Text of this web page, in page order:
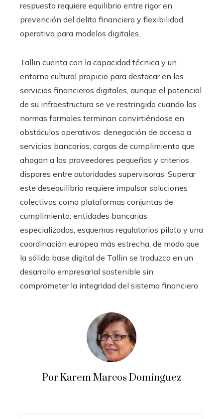
respuesta requiere equilibrio entre rigor en
prevención del delito financiero y flexibilidad
operativa para modelos digitales.
Tallin cuenta con la capacidad técnica y un
entorno cultural propicio para destacar en los
servicios financieros digitales, aunque el potencial
de su infraestructura se ve restringido cuando las
normas formales terminan convirtiéndose en
obstáculos operativos: denegación de acceso a
servicios bancarios, cargas de cumplimiento que
ahogan a los proveedores pequeños y criterios
dispares entre autoridades supervisoras. Superar
este desequilibrio requiere impulsar soluciones
colectivas como plataformas conjuntas de
cumplimiento, entidades bancarias
especializadas, esquemas regulatorios piloto y una
coordinación europea más estrecha, de modo que
la sólida base digital de Tallin se traduzca en un
desarrollo empresarial sostenible sin
comprometer la integridad del sistema financiero.
Por Karem Marcos Domínguez